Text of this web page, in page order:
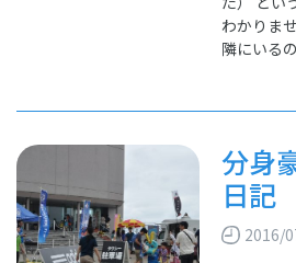
わかりま
隣にいる
分身
日記
2016/